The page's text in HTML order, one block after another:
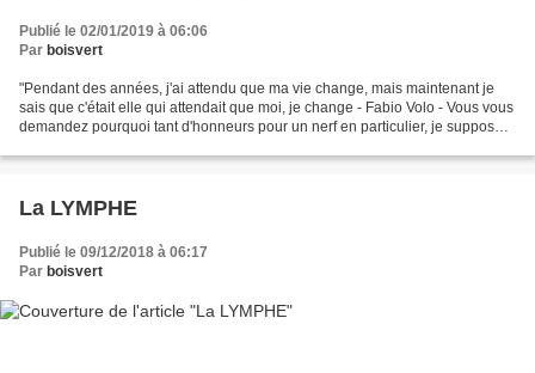
Publié le 02/01/2019 à 06:06
Par boisvert
"Pendant des années, j'ai attendu que ma vie change, mais maintenant je
sais que c'était elle qui attendait que moi, je change - Fabio Volo - Vous vous
demandez pourquoi tant d'honneurs pour un nerf en particulier, je suppose,
La LYMPHE
Publié le 09/12/2018 à 06:17
Par boisvert